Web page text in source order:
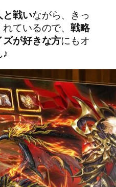
と戦いながら、きっ
ているので、戦略
が好きな方にもオ